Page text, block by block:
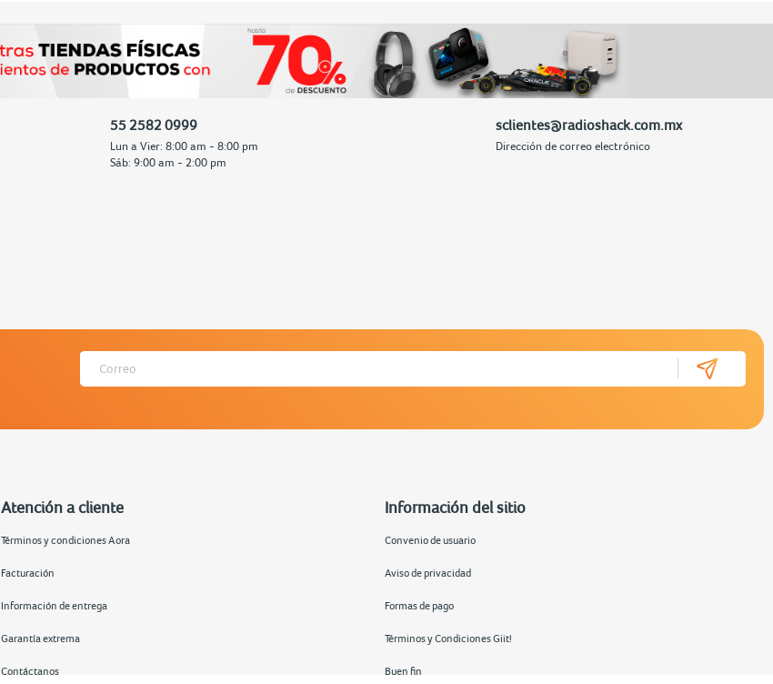
55 2582 0999
Lun a Vier: 8:00 am - 8:00 pm
Sáb: 9:00 am - 2:00 pm
sclientes@radioshack.com.mx
Dirección de correo electrónico
Atención a cliente
Términos y condiciones Aora
Facturación
Información de entrega
Garantía extrema
Contáctanos
Información del sitio
Convenio de usuario
Aviso de privacidad
Formas de pago
Términos y Condiciones Giit!
Buen fin